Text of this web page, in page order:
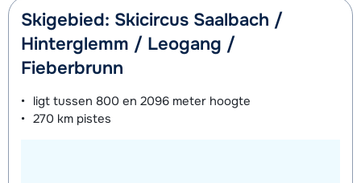
Skigebied: Skicircus Saalbach /
Hinterglemm / Leogang /
Fieberbrunn
ligt tussen 800 en 2096 meter hoogte
270 km pistes